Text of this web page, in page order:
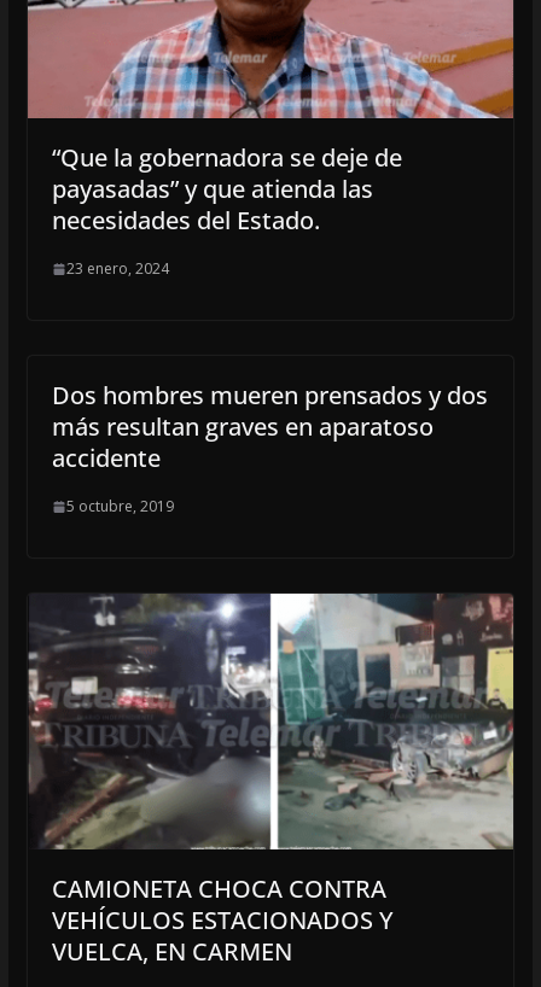
“Que la gobernadora se deje de
payasadas” y que atienda las
necesidades del Estado.
23 enero, 2024
Dos hombres mueren prensados y dos
más resultan graves en aparatoso
accidente
5 octubre, 2019
CAMIONETA CHOCA CONTRA
VEHÍCULOS ESTACIONADOS Y
VUELCA, EN CARMEN